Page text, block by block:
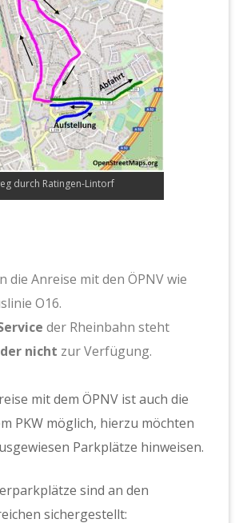
durch Ratingen-Lintorf
die Anreise mit den ÖPNV wie
O16.
der Rheinbahn steht
nicht zur Verfügung.
mit dem ÖPNV ist auch die
PKW möglich, hierzu möchten
Parkplätze hinweisen.
sind an den
sichergestellt: